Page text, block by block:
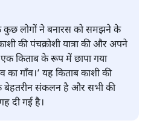
लोगों ने बनारस को समझने के
की पंचक्रोशी यात्रा की और अपने
किताब के रूप में छापा गया
का गाँव।’ यह किताब काशी की
बेहतरीन संकलन है और सभी की
दी गई है।